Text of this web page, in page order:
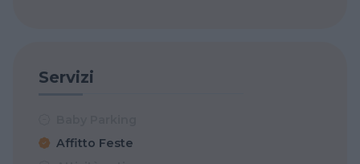
Servizi
Affitto Feste